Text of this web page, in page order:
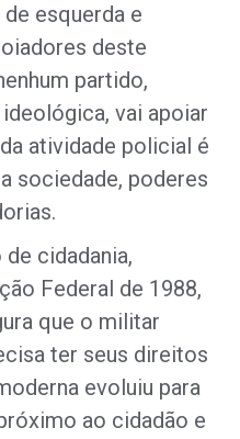
esquerda e
deste
partido,
vai apoiar
atividade policial é
sociedade, poderes
cidadania,
Federal de 1988,
que o militar
ter seus direitos
evoluiu para
ao cidadão e